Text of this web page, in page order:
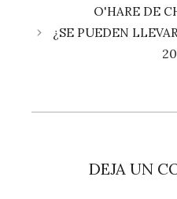
O'HARE DE
¿SE PUEDEN
DEJA UN